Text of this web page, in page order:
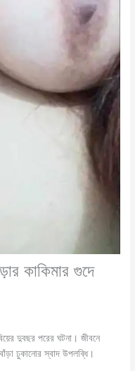
কাকিমার গুদে
দুবছর পরের ঘটনা। জীবনে
ঢুকানোর স্বাদ উপলব্ধি।